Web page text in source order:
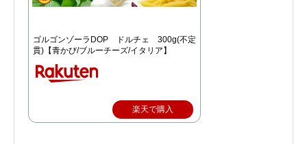
ゴルゴンゾーラDOP ドルチェ 300g(不定
貫)【青かび/ブルーチーズ/イタリア】
楽天で購入